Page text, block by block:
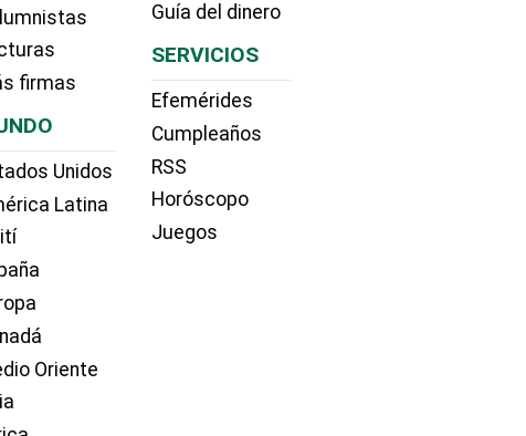
firmas
Unidos
Latina
Oriente
Guía del dinero
SERVICIOS
Efemérides
Cumpleaños
RSS
Horóscopo
Juegos